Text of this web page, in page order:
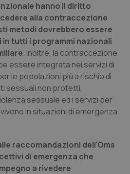
hanno il diritto
alla contraccezione
metodi dovrebbero essere
tutti i programmi nazionali
. Inoltre, la contraccezione
essere integrata nei servizi di
le popolazioni più a rischio di
sessuali non protetti,
sessuale ed i servizi per
in situazioni di emergenza
raccomandazioni dell'Oms
di emergenza che
a rivedere